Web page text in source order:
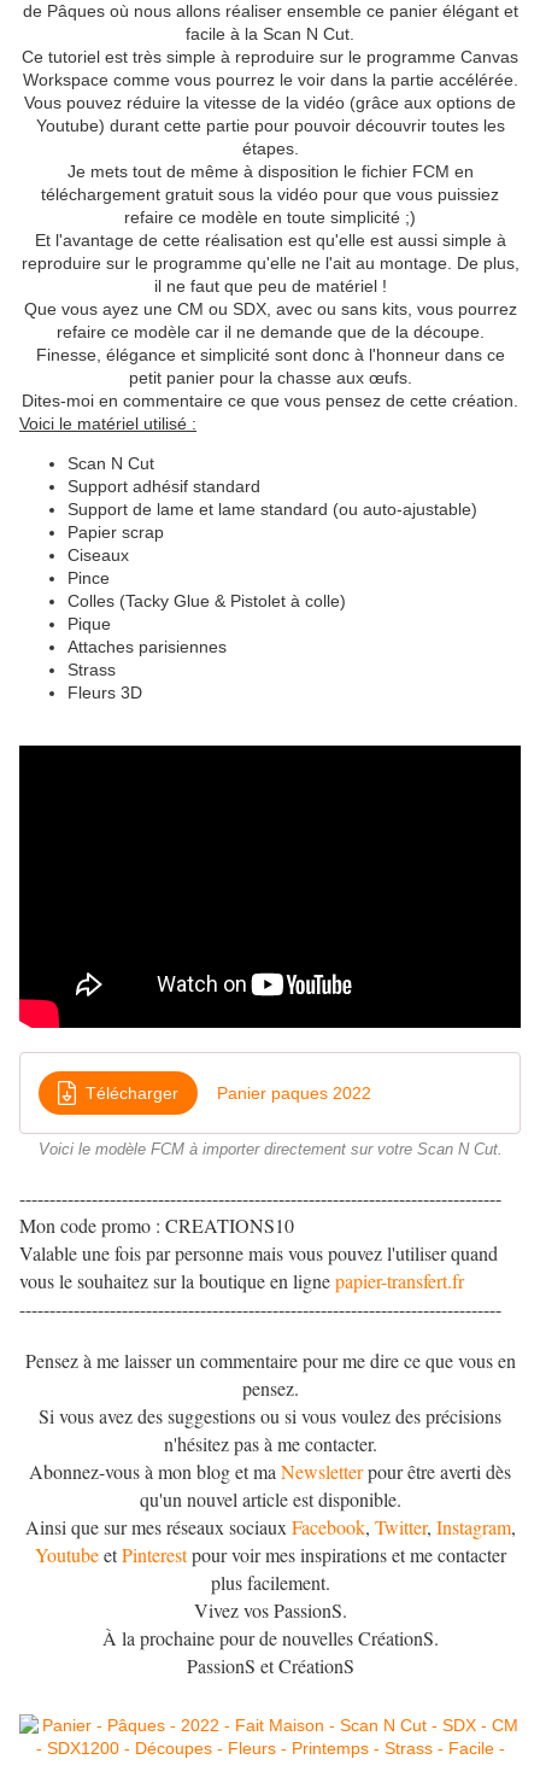
de Pâques où nous allons réaliser ensemble ce panier élégant et
facile à la Scan N Cut.
Ce tutoriel est très simple à reproduire sur le programme Canvas
Workspace comme vous pourrez le voir dans la partie accélérée.
Vous pouvez réduire la vitesse de la vidéo (grâce aux options de
Youtube) durant cette partie pour pouvoir découvrir toutes les
étapes.
Je mets tout de même à disposition le fichier FCM en
téléchargement gratuit sous la vidéo pour que vous puissiez
refaire ce modèle en toute simplicité ;)
Et l'avantage de cette réalisation est qu'elle est aussi simple à
reproduire sur le programme qu'elle ne l'ait au montage. De plus,
il ne faut que peu de matériel !
Que vous ayez une CM ou SDX, avec ou sans kits, vous pourrez
refaire ce modèle car il ne demande que de la découpe.
Finesse, élégance et simplicité sont donc à l'honneur dans ce
petit panier pour la chasse aux œufs.
Dites-moi en commentaire ce que vous pensez de cette création.
Voici le matériel utilisé :
Scan N Cut
Support adhésif standard
Support de lame et lame standard (ou auto-ajustable)
Papier scrap
Ciseaux
Pince
Colles (Tacky Glue & Pistolet à colle)
Pique
Attaches parisiennes
Strass
Fleurs 3D
Télécharger Panier paques 2022
Voici le modèle FCM à importer directement sur votre Scan N Cut.
--------------------------------------------------------------------------------
Mon code promo : CREATIONS10
Valable une fois par personne mais vous pouvez l'utiliser quand
vous le souhaitez sur la boutique en lignepapier-transfert.fr
--------------------------------------------------------------------------------
Pensez à me laisser un commentaire pour me dire ce que vous en
pensez.
Si vous avez des suggestions ou si vous voulez des précisions
n'hésitez pas à me contacter.
Abonnez-vous à mon blog et ma Newsletterpour être averti dès
qu'un nouvel article est disponible.
Ainsi que sur mes réseaux sociaux Facebook, Twitter, Instagram,
YoutubeetPinterestpour voir mes inspirations et me contacter
plus facilement.
Vivez vos PassionS.
À la prochaine pour de nouvelles CréationS.
PassionS et CréationS